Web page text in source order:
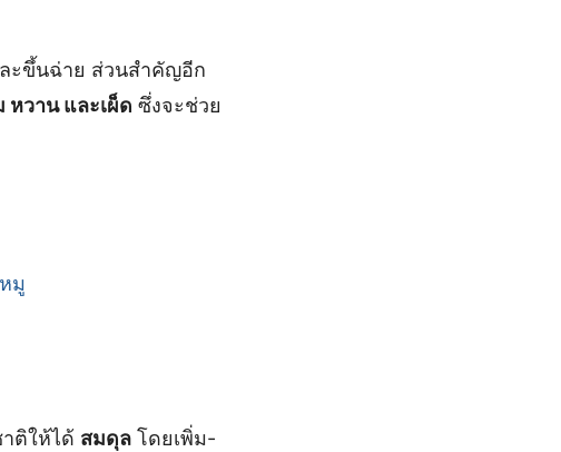
ะขึ้นฉ่าย ส่วนสำคัญอีก
หวาน และเผ็ด ซึ่งจะช่วย
หมู
ติให้ได้ สมดุล โดยเพิ่ม-